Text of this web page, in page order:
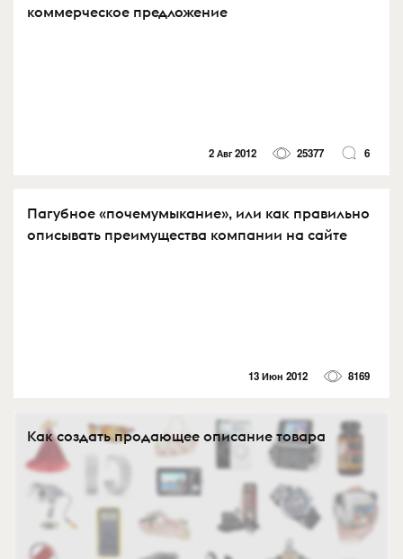
коммерческое предложение
2 Авг 2012 25377 6
Пагубное «почемумыкание», или как правильно
описывать преимущества компании на сайте
13 Июн 2012 8169
Как создать продающее описание товара